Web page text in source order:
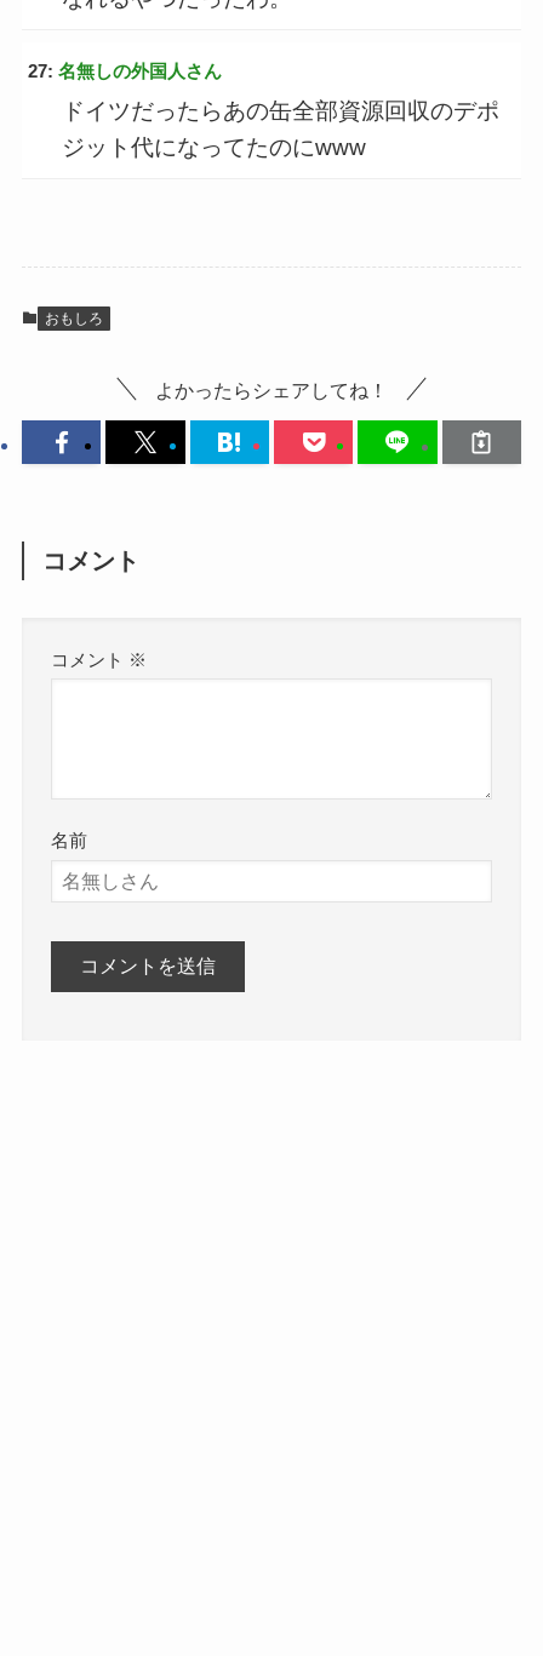
27: 名無しの外国人さん
ドイツだったらあの缶全部資源回収のデポ
ジット代になってたのにwww
おもしろ
よかったらシェアしてね！
コメント
コメント ※
名前